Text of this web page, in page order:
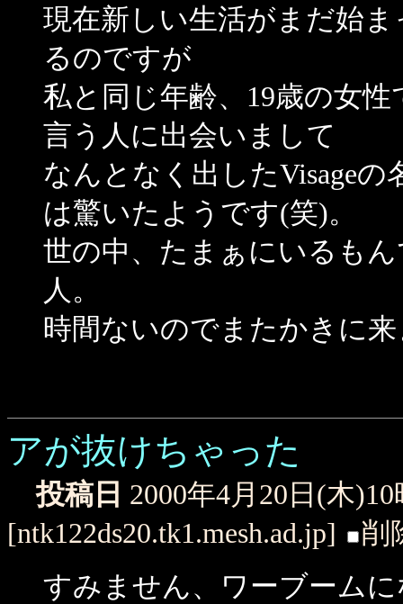
現在新しい生活がまだ始
るのですが
私と同じ年齢、19歳の女
言う人に出会いまして
なんとなく出したVisage
は驚いたようです(笑)。
世の中、たまぁにいるも
人。
時間ないのでまたかきに
アが抜けちゃった
投稿日 2000年4月20日(木
[ntk122ds20.tk1.mesh.ad.jp]
削
すみません、ワーブーム